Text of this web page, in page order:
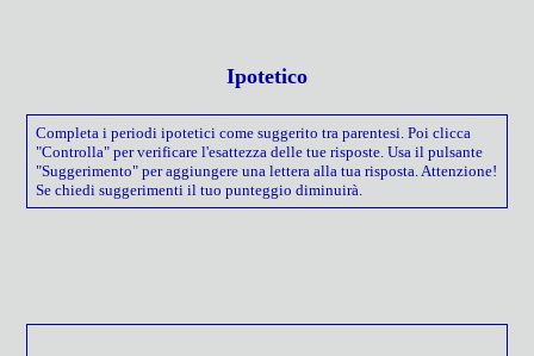
Ipotetico
Completa i periodi ipotetici come suggerito tra parentesi. Poi clicca
"Controlla" per verificare l'esattezza delle tue risposte. Usa il pulsante
"Suggerimento" per aggiungere una lettera alla tua risposta. Attenzione!
Se chiedi suggerimenti il tuo punteggio diminuirà.